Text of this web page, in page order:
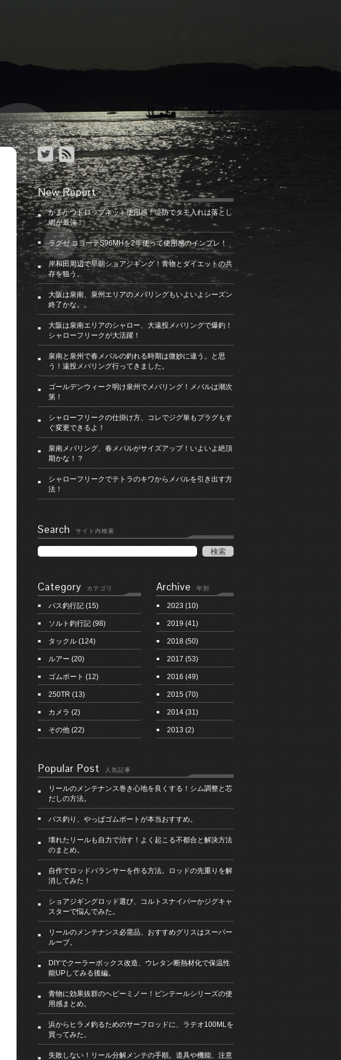
New Report 最新記事
がまかつドロップネット使用感！堤防でタモ入れは落とし
網が最強！
ラグゼ コヨーテS96MHを2年使って使用感のインプレ！
岸和田周辺で早朝ショアジギング！青物とダイエットの共
存を狙う。
大阪は泉南、泉州エリアのメバリングもいよいよシーズン
終了かな。。
大阪は泉南エリアのシャロー、大遠投メバリングで爆釣！
シャローフリークが大活躍！
泉南と泉州で春メバルの釣れる時期は微妙に違う。と思
う！遠投メバリング行ってきました。
ゴールデンウィーク明け泉州でメバリング！メバルは潮次
第！
シャローフリークの仕掛け方、コレでジグ単もプラグもす
ぐ変更できるよ！
泉南メバリング、春メバルがサイズアップ！いよいよ絶頂
期かな！？
シャローフリークでテトラのキワからメバルを引き出す方
法！
Search サイト内検索
Category カテゴリ
バス釣行記 (15)
ソルト釣行記 (98)
タックル (124)
ルアー (20)
ゴムボート (12)
250TR (13)
カメラ (2)
その他 (22)
Archive 年別
2023 (10)
2019 (41)
2018 (50)
2017 (53)
2016 (49)
2015 (70)
2014 (31)
2013 (2)
Popular Post 人気記事
リールのメンテナンス巻き心地を良くする！シム調整と芯
だしの方法。
バス釣り、やっぱゴムボートが本当おすすめ。
壊れたリールも自力で治す！よく起こる不都合と解決方法
のまとめ。
自作でロッドバランサーを作る方法。ロッドの先重りを解
消してみた！
ショアジギングロッド選び、コルトスナイパーかジグキャ
スターで悩んでみた。
リールのメンテナンス必需品、おすすめグリスはスーパー
ルーブ。
DIYでクーラーボックス改造、ウレタン断熱材化で保温性
能UPしてみる後編。
青物に効果抜群のヘビーミノー！ピンテールシリーズの使
用感まとめ。
浜からヒラメ釣るためのサーフロッドに、ラテオ100MLを
買ってみた。
失敗しない！リール分解メンテの手順。道具や機能、注意